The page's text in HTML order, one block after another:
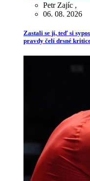
Petr Zajíc ,
06. 08. 2026
Zastali se jí, teď si
pravdy čelí drsné